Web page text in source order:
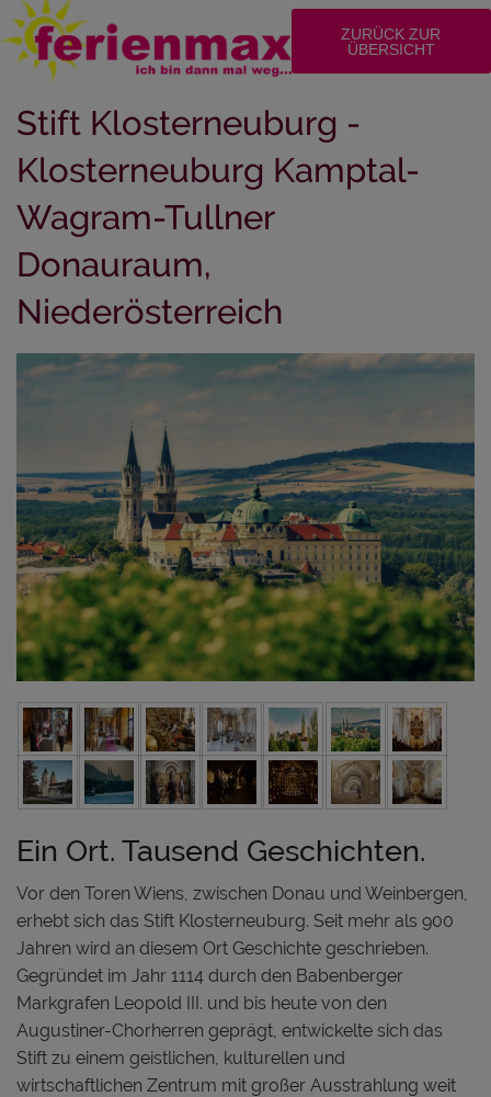
ZURÜCK ZUR
ÜBERSICHT
Stift Klosterneuburg -
Klosterneuburg Kamptal-
Wagram-Tullner
Donauraum,
Niederösterreich
Ein Ort. Tausend Geschichten.
Vor den Toren Wiens, zwischen Donau und Weinbergen,
erhebt sich das Stift Klosterneuburg. Seit mehr als 900
Jahren wird an diesem Ort Geschichte geschrieben.
Gegründet im Jahr 1114 durch den Babenberger
Markgrafen Leopold III. und bis heute von den
Augustiner-Chorherren geprägt, entwickelte sich das
Stift zu einem geistlichen, kulturellen und
wirtschaftlichen Zentrum mit großer Ausstrahlung weit